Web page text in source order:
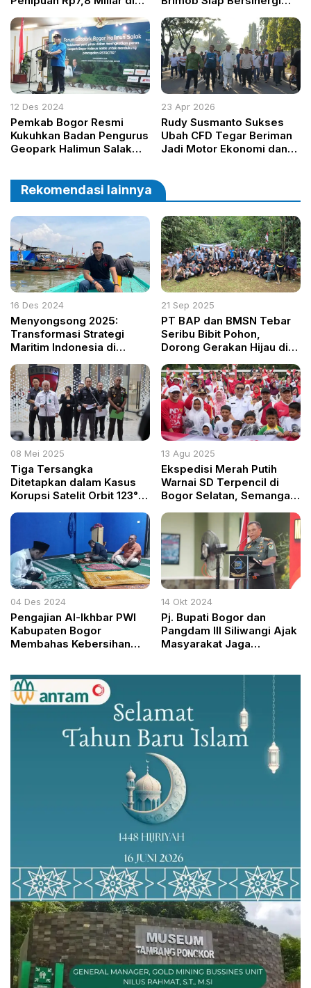
Secara Berkelanjutan
12 Des 2024
Pemkab Bogor Resmi
Kukuhkan Badan Pengurus
Geopark Halimun Salak
Profesional
23 Apr 2026
Rudy Susmanto Sukses
Ubah CFD Tegar Beriman
Jadi Motor Ekonomi dan
Rekomendasi lainnya
16 Des 2024
Menyongsong 2025:
Transformasi Strategi
Maritim Indonesia di
21 Sep 2025
PT BAP dan BMSN Tebar
Seribu Bibit Pohon,
Dorong Gerakan Hijau di
08 Mei 2025
Tiga Tersangka
Ditetapkan dalam Kasus
Korupsi Satelit Orbit 123°
Pertahanan, Negara Rugi
USD 21,3 Juta
13 Agu 2025
Ekspedisi Merah Putih
Warnai SD Terpencil di
Bogor Selatan, Semangat
04 Des 2024
Pengajian Al-Ikhbar PWI
Kabupaten Bogor
Membahas Kebersihan
14 Okt 2024
Pj. Bupati Bogor dan
Pangdam III Siliwangi Ajak
Masyarakat Jaga